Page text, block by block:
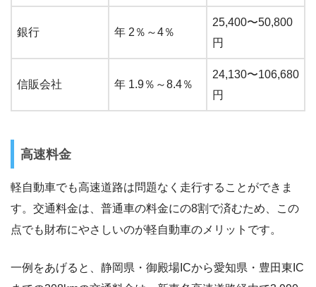
銀行 年 2％～4％
25,400〜50,800
円
信販会社 年 1.9％～8.4％
24,130〜106,680
円
高速料金
軽自動車でも高速道路は問題なく走行することができま
す。交通料金は、普通車の料金にの8割で済むため、この
点でも財布にやさしいのが軽自動車のメリットです。
一例をあげると、静岡県・御殿場ICから愛知県・豊田東IC